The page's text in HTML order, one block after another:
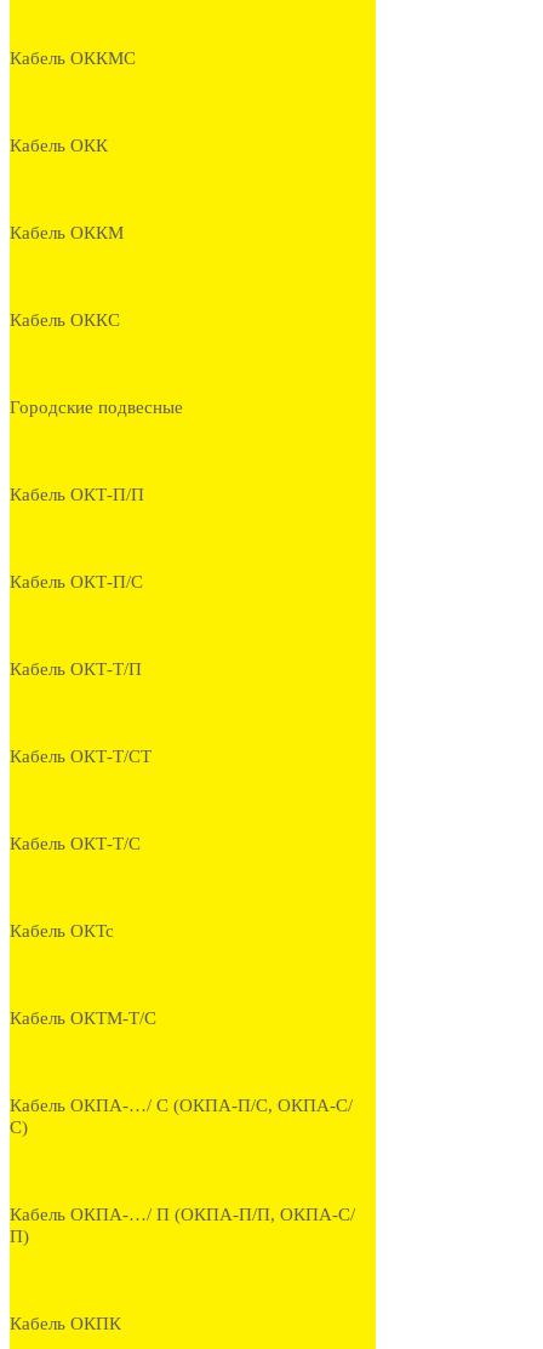
Кабель ОККМС
Кабель ОКК
Кабель ОККМ
Кабель ОККС
Городские подвесные
Кабель ОКТ-П/П
Кабель ОКТ-П/С
Кабель ОКТ-Т/П
Кабель ОКТ-Т/СТ
Кабель ОКТ-Т/С
Кабель ОКТс
Кабель ОКТМ-Т/С
Кабель ОКПА-…/ С (ОКПА-П/С, ОКПА-С/
С)
Кабель ОКПА-…/ П (ОКПА-П/П, ОКПА-С/
П)
Кабель ОКПК